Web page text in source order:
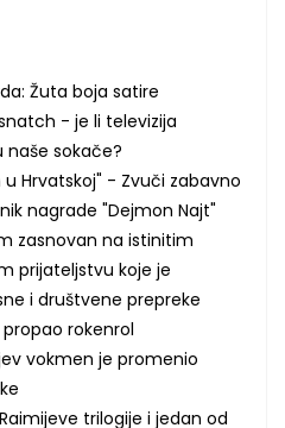
Žuta boja satire
- je li televizija
sokače?
u Hrvatskoj" - Zvuči zabavno
nagrade "Dejmon Najt"
zasnovan na istinitim
prijateljstvu koje je
i društvene prepreke
rokenrol
vokmen je promenio
trilogije i jedan od